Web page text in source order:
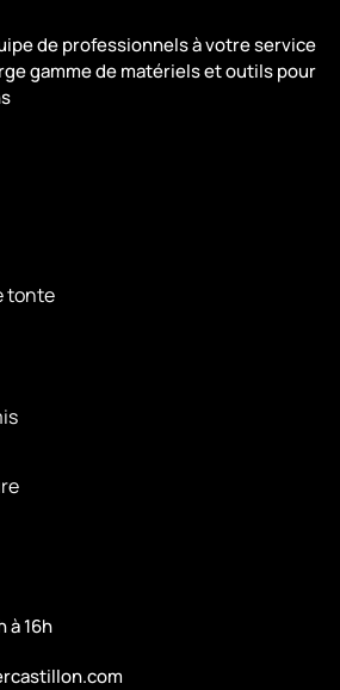
de professionnels à votre service
gamme de matériels et outils pour
tonte
à 16h